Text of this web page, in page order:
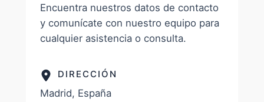
Encuentra nuestros datos de contacto
y comunícate con nuestro equipo para
cualquier asistencia o consulta.
DIRECCIÓN
Madrid, España